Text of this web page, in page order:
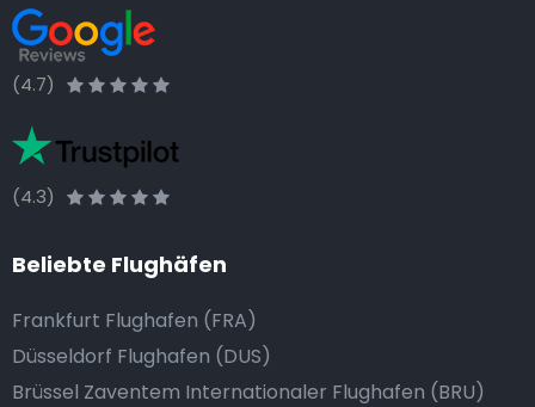
(4.7)
(4.3)
Beliebte Flughäfen
Frankfurt Flughafen (FRA)
Düsseldorf Flughafen (DUS)
Brüssel Zaventem Internationaler Flughafen (BRU)